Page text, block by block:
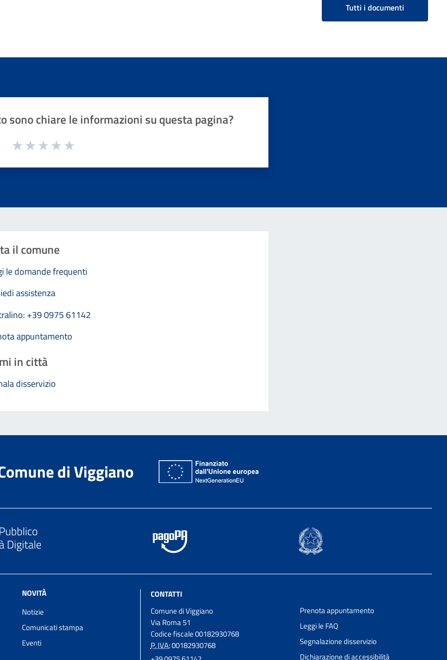
Tutti i documenti
sono chiare le informazioni su questa pagina?
1 a 5 stelle la pagina
il comune
le domande frequenti
assistenza
+39 0975 61142
appuntamento
in città
disservizio
di Viggiano
NOVITÀ
Notizie
Comunicati stampa
Eventi
CONTATTI
Comune di Viggiano
Via Roma 51
Codice fiscale 00182930768
P. IVA:00182930768
Prenota appuntamento
Leggi le FAQ
Segnalazione disservizio
Dichiarazione di accessibilità